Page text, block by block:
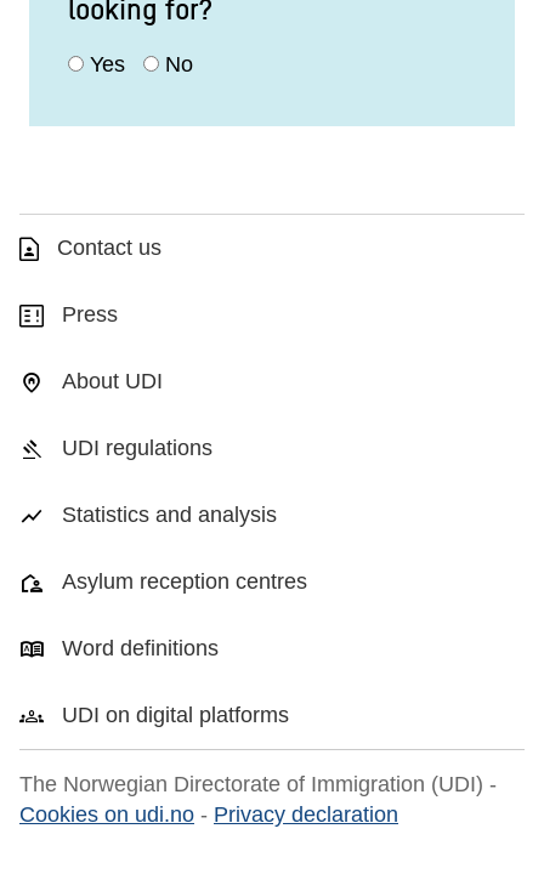
looking for?
Yes No
Contact us
Press
About UDI
UDI regulations
Statistics and analysis
Asylum reception centres
Word definitions
UDI on digital platforms
The Norwegian Directorate of Immigration (UDI) -
Cookies on udi.no - Privacy declaration